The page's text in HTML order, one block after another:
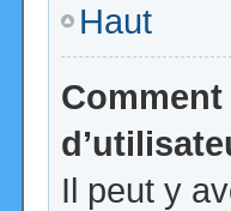
Haut
Il peut y